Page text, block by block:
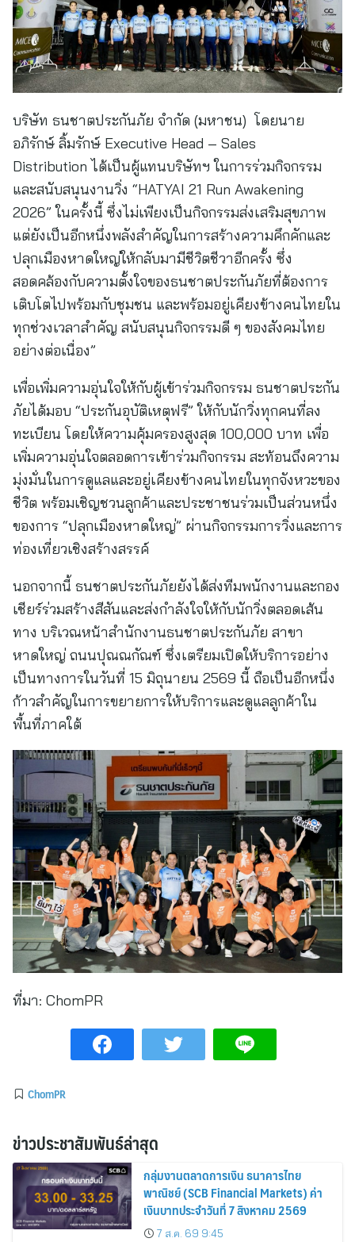
บริษัท ธนชาตประกันภัย จำกัด (มหาชน) โดยนาย
อภิรักษ์ ลิ้มรักษ์ Executive Head – Sales
Distribution ได้เป็นผู้แทนบริษัทฯ ในการร่วมกิจกรรม
และสนับสนุนงานวิ่ง “HATYAI 21 Run Awakening
2026” ในครั้งนี้ ซึ่งไม่เพียงเป็นกิจกรรมส่งเสริมสุขภาพ
แต่ยังเป็นอีกหนึ่งพลังสำคัญในการสร้างความคึกคักและ
ปลุกเมืองหาดใหญ่ให้กลับมามีชีวิตชีวาอีกครั้ง ซึ่ง
สอดคล้องกับความตั้งใจของธนชาตประกันภัยที่ต้องการ
เติบโตไปพร้อมกับชุมชน และพร้อมอยู่เคียงข้างคนไทยใน
ทุกช่วงเวลาสำคัญ สนับสนุนกิจกรรมดี ๆ ของสังคมไทย
อย่างต่อเนื่อง”
เพื่อเพิ่มความอุ่นใจให้กับผู้เข้าร่วมกิจกรรม ธนชาตประกัน
ภัยได้มอบ “ประกันอุบัติเหตุฟรี” ให้กับนักวิ่งทุกคนที่ลง
ทะเบียน โดยให้ความคุ้มครองสูงสุด 100,000 บาท เพื่อ
เพิ่มความอุ่นใจตลอดการเข้าร่วมกิจกรรม สะท้อนถึงความ
มุ่งมั่นในการดูแลและอยู่เคียงข้างคนไทยในทุกจังหวะของ
ชีวิต พร้อมเชิญชวนลูกค้าและประชาชนร่วมเป็นส่วนหนึ่ง
ของการ “ปลุกเมืองหาดใหญ่” ผ่านกิจกรรมการวิ่งและการ
ท่องเที่ยวเชิงสร้างสรรค์
นอกจากนี้ ธนชาตประกันภัยยังได้ส่งทีมพนักงานและกอง
เชียร์ร่วมสร้างสีสันและส่งกำลังใจให้กับนักวิ่งตลอดเส้น
ทาง บริเวณหน้าสำนักงานธนชาตประกันภัย สาขา
หาดใหญ่ ถนนปุณณกัณฑ์ ซึ่งเตรียมเปิดให้บริการอย่าง
เป็นทางการในวันที่ 15 มิถุนายน 2569 นี้ ถือเป็นอีกหนึ่ง
ก้าวสำคัญในการขยายการให้บริการและดูแลลูกค้าใน
พื้นที่ภาคใต้
ที่มา: ChomPR
ChomPR
ข่าวประชาสัมพันธ์ล่าสุด
กลุ่มงานตลาดการเงิน ธนาคารไทย
พาณิชย์ (SCB Financial Markets) ค่า
เงินบาทประจำวันที่ 7 สิงหาคม 2569
7 ส.ค. 69 9:45